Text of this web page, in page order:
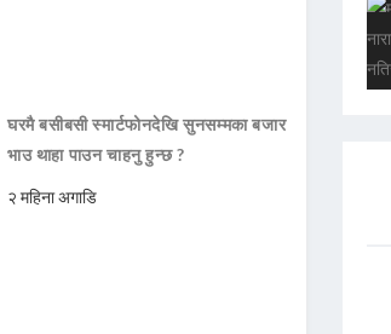
घरमै बसीबसी स्मार्टफोनदेखि सुनसम्मका बजार
भाउ थाहा पाउन चाहनु हुन्छ ?
२ महिना अगाडि